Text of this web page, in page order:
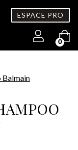
ESPACE PRO
0
Balmain